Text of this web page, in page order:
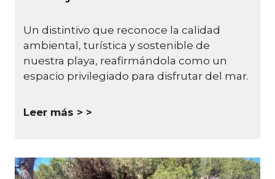
Un distintivo que reconoce la calidad
ambiental, turística y sostenible de
nuestra playa, reafirmándola como un
espacio privilegiado para disfrutar del mar.
Leer más >